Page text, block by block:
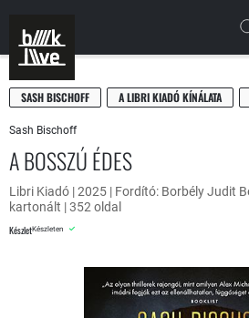
SASH BISCHOFF A LIBRI KIADÓ KÍNÁLATA
Sash Bischoff
A BOSSZÚ ÉDES
Libri Kiadó | 2025 | Fordító: Borbély Judit
kartonált | 352 oldal
KészletKészleten